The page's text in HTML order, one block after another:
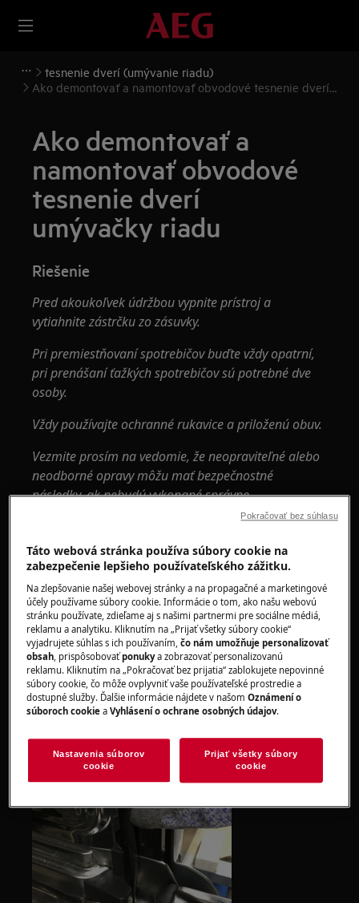
tesnenie dverí (umývanie riadu)
Ako demontovať a namontovať obvodové tesnenie dverí
Ako demontovať a
namontovať obvodové
tesnenie dverí
umývačky riadu
Riešenie
Pred akoukoľvek údržbou vypnite prístroj a
vytiahnite zástrčku zozásuvky.
Pri premiestňovaní spotrebičov buďte vždy opatrní,
pri prenášaní ťažkých spotrebičov sú potrebné dve
osoby.
Vždy používajte ochranné rukavice a priloženú obuv.
Vezmite prosím na vedomie, že neopraviteľné alebo
neodborné opravy môžu mať bezpečnostné
následky, ak nebudú vykonané správne
Ako demontovať a namontovať obvodové
tesnenie dverí umývačky riadu
1. Jemne potiahnite tesnenie za spodný okraj,
vyberte ho z objímky a pokračujte, kým
nevyberiete celé tesnenie.
2. Začnite vkladať nové tesnenie spodnými
okrajmi (ľavá a pravá strana). Uistite sa, že je
stlačený vo vnútri zásuvky.
Táto webová stránka používa súbory cookie na
zabezpečenie lepšieho používateľského zážitku.
Na zlepšovanie našej webovej stránky a na propagačné a marketingové
účely používame súbory cookie. Informácie o tom, ako našu webovú
stránku používate, zdieľame aj s našimi partnermi pre sociálne médiá,
reklamu a analytiku. Kliknutím na „Prijať všetky súbory cookie“
vyjadrujete súhlas s ich používaním,čo nám umožňuje personalizovať
obsah, prispôsobovaťponukya zobrazovať personalizovanú
reklamu. Kliknutím na „Pokračovať bez prijatia“ zablokujete nepovinné
súbory cookie, čo môže ovplyvniť vaše používateľské prostredie a
dostupné služby. Ďalšie informácie nájdete v našomOznámení o
súboroch cookie aVyhlásení o ochrane osobných údajov.
Nastavenia súborov
cookie
Prijať všetky súbory
cookie
Pokračovať bez súhlasu